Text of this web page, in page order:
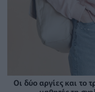
Οι δύο αργίες και το